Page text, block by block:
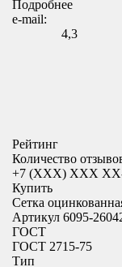
Подробнее
e-mail:
Рейтинг
4,3
Количество
+7 (XXX) ХХХ
Купить
Сетка
Артикул 6095-
ГОСТ
ГОСТ 2715-75
Тип